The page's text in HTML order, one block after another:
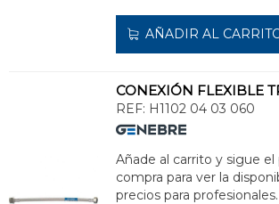
AÑADIR AL
REF: H1102 04 03 060
Añade al carrito y sigue el
compra para ver la
precios para profesionales.